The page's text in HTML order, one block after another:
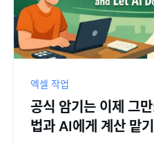
엑셀 작업
공식 암기는 이제 그
법과 AI에게 계산 맡기